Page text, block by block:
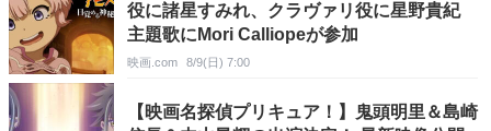
役に諸星すみれ、クラヴァリ役に星野貴紀
主題歌にMori Calliopeが参加
映画.com 8/9(日) 7:00
【映画名探偵プリキュア！】鬼頭明里＆島崎